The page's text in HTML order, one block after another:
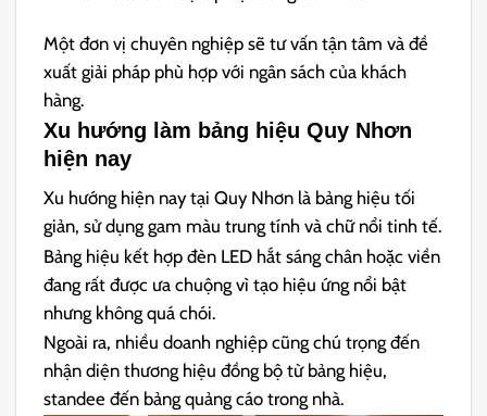
Một đơn vị chuyên nghiệp sẽ tư vấn tận tâm và đề
xuất giải pháp phù hợp với ngân sách của khách
hàng.
Xu hướng làm bảng hiệu Quy Nhơn
hiện nay
Xu hướng hiện nay tại Quy Nhơn là bảng hiệu tối
giản, sử dụng gam màu trung tính và chữ nổi tinh tế.
Bảng hiệu kết hợp đèn LED hắt sáng chân hoặc viền
đang rất được ưa chuộng vì tạo hiệu ứng nổi bật
nhưng không quá chói.
Ngoài ra, nhiều doanh nghiệp cũng chú trọng đến
nhận diện thương hiệu đồng bộ từ bảng hiệu,
standee đến bảng quảng cáo trong nhà.